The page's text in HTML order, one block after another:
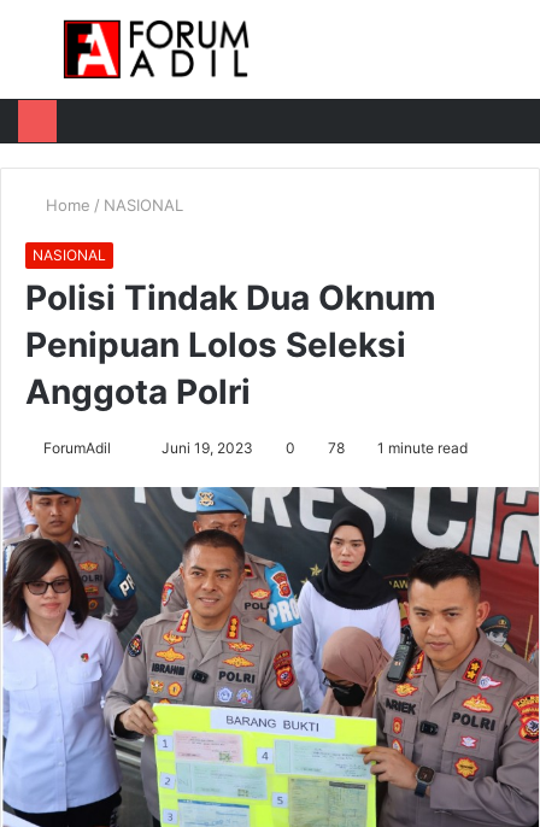
Menu
Home / NASIONAL
NASIONAL
Polisi Tindak Dua Oknum
Penipuan Lolos Seleksi
Anggota Polri
ForumAdil
email
Juni 19, 2023 0 78 1 minute read